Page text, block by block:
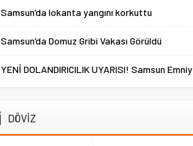
Samsun’da lokanta yangını korkuttu
Samsun’da Domuz Gribi Vakası Görüldü
YENİ DOLANDIRICILIK UYARISI! Samsun Emniyet Müdürlüğü Uyardı
DÖVİZ